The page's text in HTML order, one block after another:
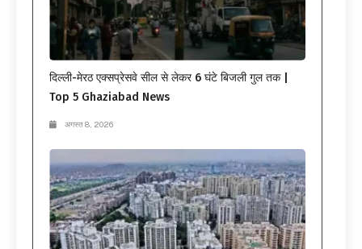
दिल्ली-मेरठ एक्सप्रेसवे सील से लेकर 6 घंटे बिजली गुल तक |
Top 5 Ghaziabad News
अगस्त 8, 2026